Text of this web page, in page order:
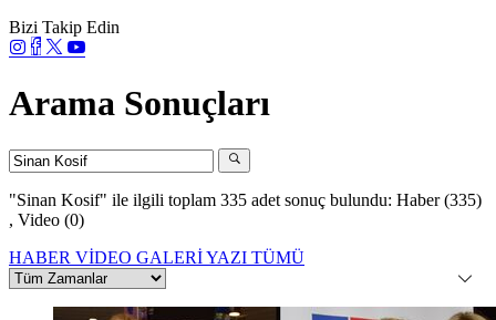
Bizi Takip Edin
Arama Sonuçları
"Sinan Kosif" ile ilgili toplam 335 adet sonuç bulundu: Haber (335)
, Video (0)
HABER VİDEO GALERİYAZI TÜMÜ